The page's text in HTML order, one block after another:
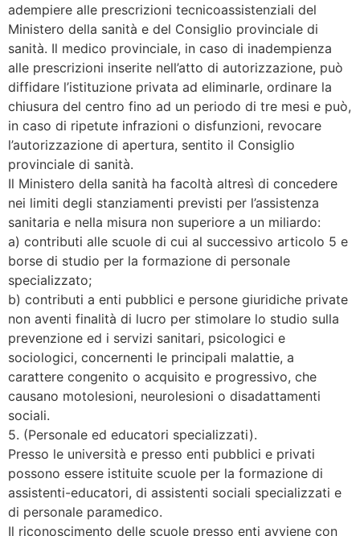
adempiere alle prescrizioni tecnicoassistenziali del
Ministero della sanità e del Consiglio provinciale di
sanità. Il medico provinciale, in caso di inadempienza
alle prescrizioni inserite nell’atto di autorizzazione, può
diffidare l’istituzione privata ad eliminarle, ordinare la
chiusura del centro fino ad un periodo di tre mesi e può,
in caso di ripetute infrazioni o disfunzioni, revocare
l’autorizzazione di apertura, sentito il Consiglio
provinciale di sanità.
Il Ministero della sanità ha facoltà altresì di concedere
nei limiti degli stanziamenti previsti per l’assistenza
sanitaria e nella misura non superiore a un miliardo:
a) contributi alle scuole di cui al successivo articolo 5 e
borse di studio per la formazione di personale
specializzato;
b) contributi a enti pubblici e persone giuridiche private
non aventi finalità di lucro per stimolare lo studio sulla
prevenzione ed i servizi sanitari, psicologici e
sociologici, concernenti le principali malattie, a
carattere congenito o acquisito e progressivo, che
causano motolesioni, neurolesioni o disadattamenti
sociali.
5. (Personale ed educatori specializzati).
Presso le università e presso enti pubblici e privati
possono essere istituite scuole per la formazione di
assistenti-educatori, di assistenti sociali specializzati e
di personale paramedico.
Il riconoscimento delle scuole presso enti avviene con